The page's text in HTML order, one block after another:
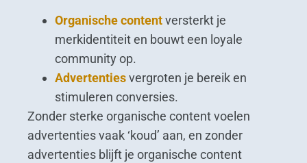
Organische contentversterkt je
merkidentiteit en bouwt een loyale
community op.
Advertentiesvergroten je bereik en
stimuleren conversies.
Zonder sterke organische content voelen
advertenties vaak ‘koud’ aan, en zonder
advertenties blijft je organische content